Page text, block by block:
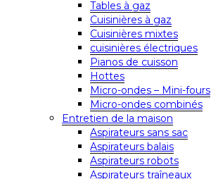
Tables à gaz
Cuisinières à gaz
Cuisinières mixtes
cuisinières électriques
Pianos de cuisson
Hottes
Micro-ondes – Mini-fours
Micro-ondes combinés
Entretien de la maison
Aspirateurs sans sac
Aspirateurs balais
Aspirateurs robots
Aspirateurs traîneaux